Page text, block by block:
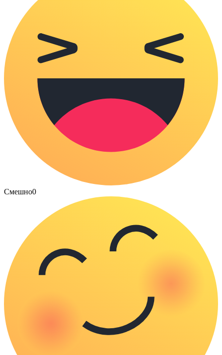
Смешно0